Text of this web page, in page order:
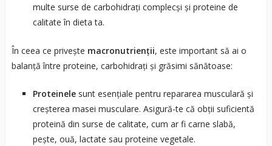
multe surse de carbohidrați complecși și proteine de
calitate în dieta ta.
În ceea ce privește macronutrienții, este important să ai o
balanță între proteine, carbohidrați și grăsimi sănătoase:
Proteinelesunt esențiale pentru repararea musculară și
creșterea masei musculare. Asigură-te că obții suficientă
proteină din surse de calitate, cum ar fi carne slabă,
pește, ouă, lactate sau proteine vegetale.